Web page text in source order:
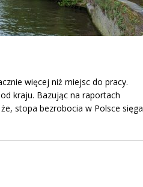
więcej niż miejsc do pracy.
kraju. Bazując na raportach
stopa bezrobocia w Polsce sięga